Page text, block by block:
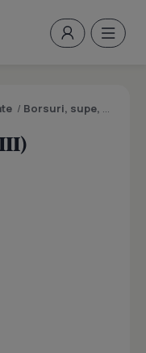
/ Borsuri, supe, ciorbe